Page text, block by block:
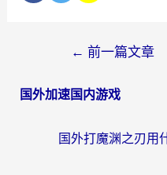
← 前一篇文章
国外加速国内游戏